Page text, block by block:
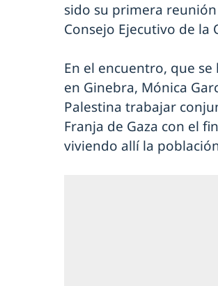
sido su primera
Consejo Ejecutivo de la
En el encuentro, que
en Ginebra, Mónica
Palestina trabajar
Franja de Gaza con el
viviendo allí la